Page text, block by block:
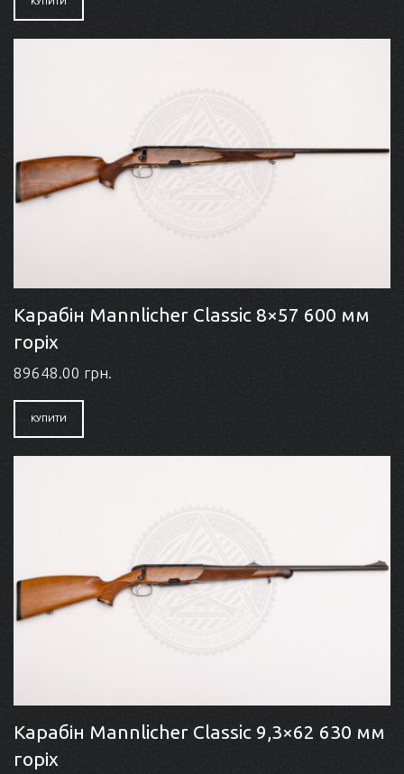
Карабін Mannlicher Classic 8×57 600 мм
горіх
89648.00 грн.
КУПИТИ
Карабін Mannlicher Classic 9,3×62 630 мм
горіх